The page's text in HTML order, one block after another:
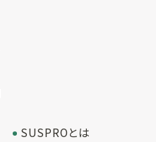
SUSPROとは